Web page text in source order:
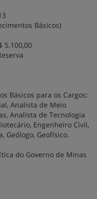
Básicos)
5.100,00
Básicos para os Cargos:
Analista de Meio
Analista de Tecnologia
Engenheiro Civil,
Geólogo, Geofísico.
do Governo de Minas